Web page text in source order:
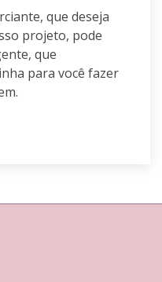
que deseja
projeto, pode
que
para você fazer